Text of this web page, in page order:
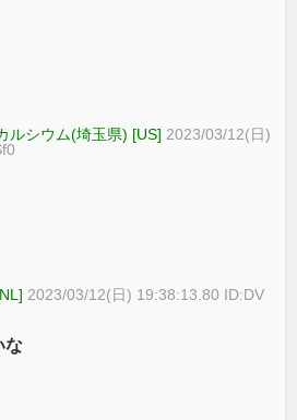
ルシウム(埼玉県) [US] 2023/03/12(日)
2023/03/12(日) 19:38:13.80 ID:DV
な